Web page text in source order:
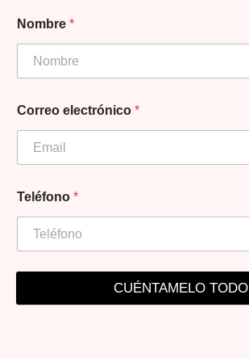
Nombre *
Correo electrónico *
Teléfono *
CUÉNTAMELO TODO